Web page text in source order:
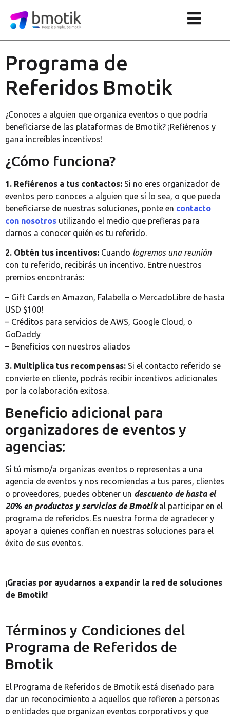
Programa de
Referidos Bmotik
¿Conoces a alguien que organiza eventos o que podría
beneficiarse de las plataformas de Bmotik? ¡Refiérenos y
gana increíbles incentivos!
¿Cómo funciona?
1. Refiérenos a tus contactos: Si no eres organizador de
eventos pero conoces a alguien que sí lo sea, o que pueda
beneficiarse de nuestras soluciones, ponte en contacto
con nosotros utilizando el medio que prefieras para
darnos a conocer quién es tu referido.
2. Obtén tus incentivos: Cuando logremos una reunión
con tu referido, recibirás un incentivo. Entre nuestros
premios encontrarás:
– Gift Cards en Amazon, Falabella o MercadoLibre de hasta
USD $100!
– Créditos para servicios de AWS, Google Cloud, o
GoDaddy
– Beneficios con nuestros aliados
3. Multiplica tus recompensas: Si el contacto referido se
convierte en cliente, podrás recibir incentivos adicionales
por la colaboración exitosa.
Beneficio adicional para
organizadores de eventos y
agencias:
Si tú mismo/a organizas eventos o representas a una
agencia de eventos y nos recomiendas a tus pares, clientes
o proveedores, puedes obtener un descuento de hasta el
20% en productos y servicios de Bmotikal participar en el
programa de referidos. Es nuestra forma de agradecer y
apoyar a quienes confían en nuestras soluciones para el
éxito de sus eventos.
¡Gracias por ayudarnos a expandir la red de soluciones
de Bmotik!
Términos y Condiciones del
Programa de Referidos de
Bmotik
El Programa de Referidos de Bmotik está diseñado para
dar un reconocimiento a aquellos que refieren a personas
o entidades que organizan eventos corporativos y que